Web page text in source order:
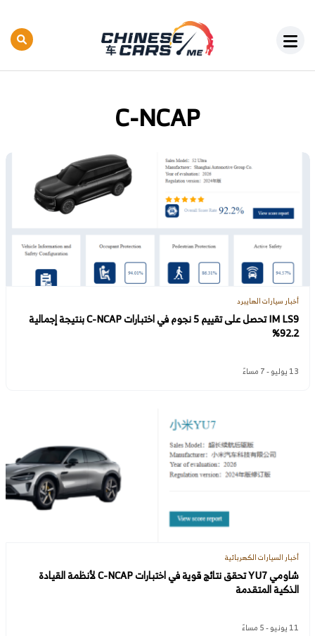
C-NCAP
أخبار سيارات الهايبرد
IM LS9 تحصل على تقييم 5 نجوم في اختبارات C-NCAP بنتيجة إجمالية
92.2%
13 يوليو - 7 مساءً
أخبار السيارات الكهربائية
شاومي YU7 تحقق نتائج قوية في اختبارات C-NCAP لأنظمة القيادة
الذكية المتقدمة
11 يونيو - 5 مساءً